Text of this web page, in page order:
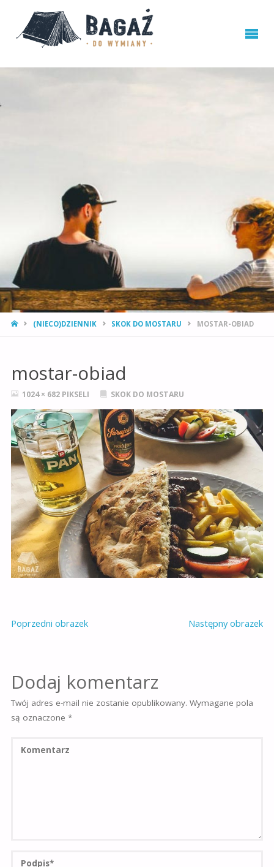
STRONA
(NIECO)DZIENNIK SKOK DO MOSTARU MOSTAR-OBIAD
mostar-obiad
PEŁNY
ROZMIAR
1024 × 682 PIKSELI SKOK DO MOSTARU
Poprzedni obrazek Następny obrazek
Dodaj komentarz
Twój adres e-mail nie zostanie opublikowany. Wymagane pola
są oznaczone *